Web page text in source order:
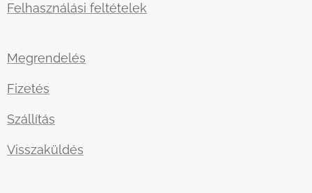
Felhasználási feltételek
Megrendelés
Fizetés
Szállítás
Visszaküldés